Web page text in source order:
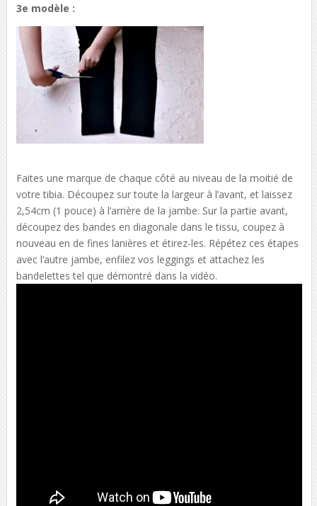
3e modèle :
Faites une marque de chaque côté au niveau de la moitié de
votre tibia. Découpez sur toute la largeur à l’avant, et laissez
2,54cm (1 pouce) à l’arrière de la jambe. Sur la partie avant,
découpez des bandes en diagonale dans le tissu, coupez à
nouveau en de fines lanières et étirez-les. Répétez ces étapes
avec l’autre jambe, enfilez vos leggings et attachez les
bandelettes tel que démontré dans la vidéo.